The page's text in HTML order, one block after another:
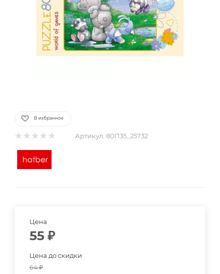
В избранное
Артикул: 80П35_25732
Цена
55 ₽
Цена до скидки
64₽